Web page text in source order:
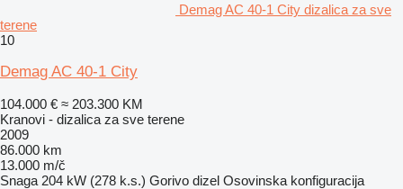
Demag AC 40-1 City dizalica za sve
terene
10
Demag AC 40-1 City
104.000 € ≈ 203.300 KM
Kranovi - dizalica za sve terene
2009
86.000 km
13.000 m/č
Snaga 204 kW (278 k.s.) Gorivo dizel Osovinska konfiguracija